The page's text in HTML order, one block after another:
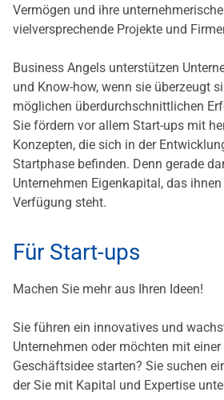
Vermögen und ihre
vielversprechende Projekte und
Business Angels unterstützen
und Know-how, wenn sie überzeugt
möglichen überdurchschnittlichen
Sie fördern vor allem Start-ups mit
Konzepten, die sich in der
Startphase befinden. Denn gerade
Unternehmen Eigenkapital, das
Verfügung steht.
Für Start-ups
Machen Sie mehr aus Ihren Ideen!
Sie führen ein innovatives und
Unternehmen oder möchten mit
Geschäftsidee starten? Sie suchen
der Sie mit Kapital und Expertise